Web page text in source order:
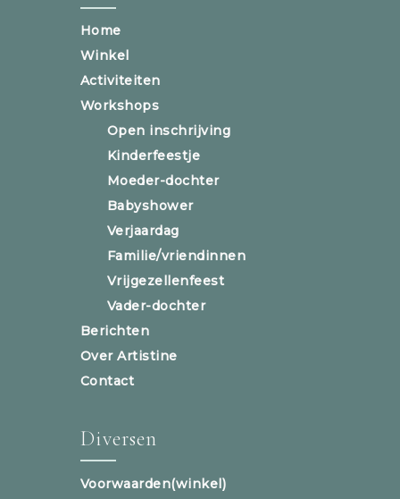
Home
Winkel
Activiteiten
Workshops
Open inschrijving
Kinderfeestje
Moeder-dochter
Babyshower
Verjaardag
Familie/vriendinnen
Vrijgezellenfeest
Vader-dochter
Berichten
Over Artistine
Contact
Diversen
Voorwaarden(winkel)